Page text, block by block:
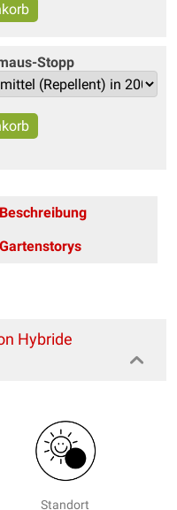
Stopp
Beschreibung
Gartenstorys
Hybride
Standort